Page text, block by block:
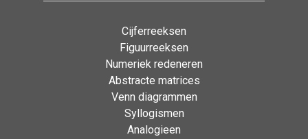
Cijferreeksen
Figuurreeksen
Numeriek redeneren
Abstracte matrices
Venn diagrammen
Syllogismen
Analogieen